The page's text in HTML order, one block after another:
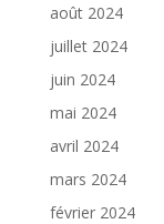
août 2024
juillet 2024
juin 2024
mai 2024
avril 2024
mars 2024
février 2024